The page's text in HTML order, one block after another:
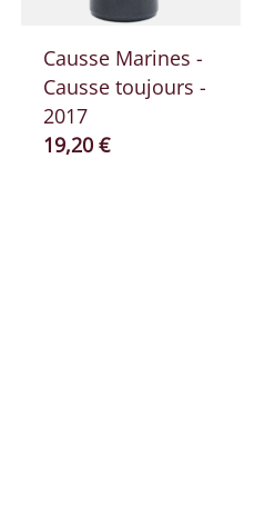
Causse Marines -
Causse toujours -
2017
Prix ​​actuel
19,20 €